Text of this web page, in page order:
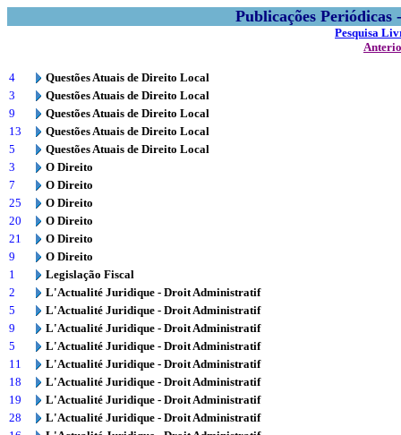
Publicações
Pesquisa
4
Questões Atuais de Direito Local
3
Questões Atuais de Direito Local
9
Questões Atuais de Direito Local
13
Questões Atuais de Direito Local
5
Questões Atuais de Direito Local
3
O Direito
7
O Direito
25
O Direito
20
O Direito
21
O Direito
9
O Direito
1
Legislação Fiscal
2
L'Actualité Juridique - Droit Administratif
5
L'Actualité Juridique - Droit Administratif
9
L'Actualité Juridique - Droit Administratif
5
L'Actualité Juridique - Droit Administratif
11
L'Actualité Juridique - Droit Administratif
18
L'Actualité Juridique - Droit Administratif
19
L'Actualité Juridique - Droit Administratif
28
L'Actualité Juridique - Droit Administratif